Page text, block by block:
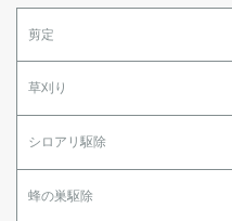
剪定
草刈り
シロアリ駆除
蜂の巣駆除